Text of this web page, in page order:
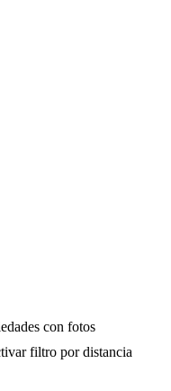
con fotos
filtro por distancia